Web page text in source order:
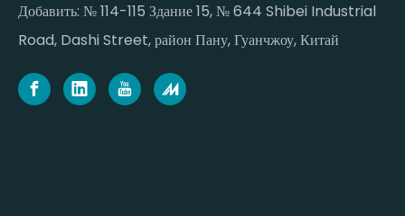
Добавить: № 114-115 Здание 15, № 644 Shibei Industrial
Road, Dashi Street, район Пану, Гуанчжоу, Китай